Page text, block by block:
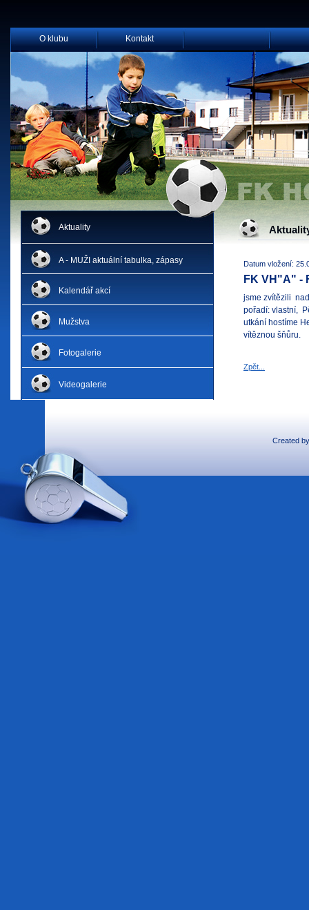
O klubu Kontakt
Aktuality
A - MUŽI aktuální tabulka, zápasy
Kalendář akcí
Mužstva
Fotogalerie
Videogalerie
Datum vložení:
FK VH"A" -
jsme zvítězili
pořadí: vlastní,
utkání hostíme
vítěznou šňůru.
Zpět...
Created